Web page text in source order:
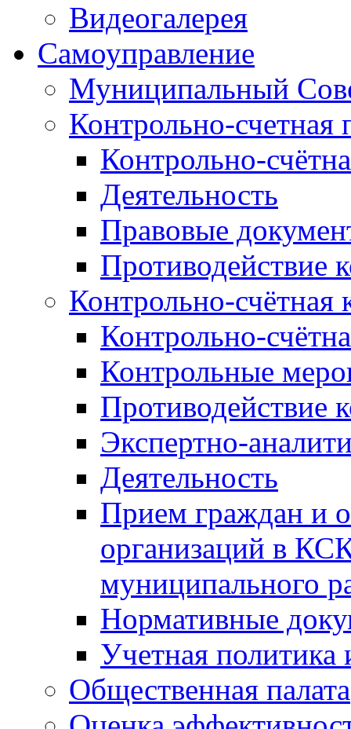
Видеогалерея
Самоуправление
Муниципальный
Контрольно-счетная
Контрольно-
Деятельность
Правовые
Противодействие
Контрольно-счётная
Контрольно-
Контрольные
Противодействие
Экспертно-
Деятельность
Прием граждан и
организаций в
муниципального
Нормативные
Учетная политика
Общественная палата